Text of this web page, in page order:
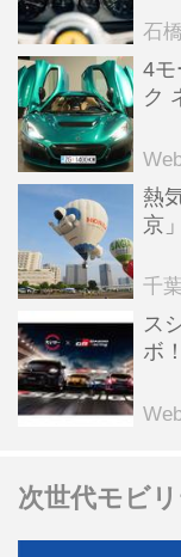
石
4モ
ク
全
熱
京
ン
千
ス
ボ
る
次世代モビ